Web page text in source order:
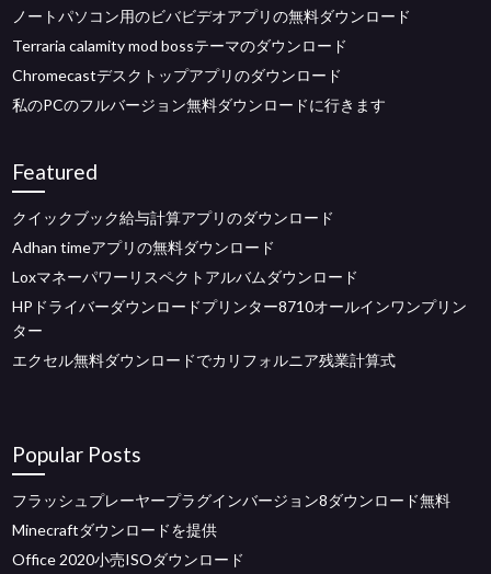
ノートパソコン用のビバビデオアプリの無料ダウンロード
Terraria calamity mod bossテーマのダウンロード
Chromecastデスクトップアプリのダウンロード
私のPCのフルバージョン無料ダウンロードに行きます
Featured
クイックブック給与計算アプリのダウンロード
Adhan timeアプリの無料ダウンロード
Loxマネーパワーリスペクトアルバムダウンロード
HPドライバーダウンロードプリンター8710オールインワンプリン
ター
エクセル無料ダウンロードでカリフォルニア残業計算式
Popular Posts
フラッシュプレーヤープラグインバージョン8ダウンロード無料
Minecraftダウンロードを提供
Office 2020小売ISOダウンロード